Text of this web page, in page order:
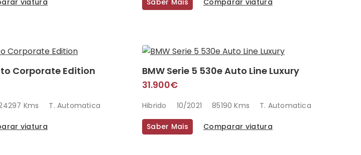
viatura Saber Mais Comparar viatura
Corporate Edition
Kms T. Automatica
viatura
BMW Serie 5 530e Auto Line Luxury
31.900€
Hibrido 10/2021 85190 Kms T. Automatica
Saber Mais Comparar viatura